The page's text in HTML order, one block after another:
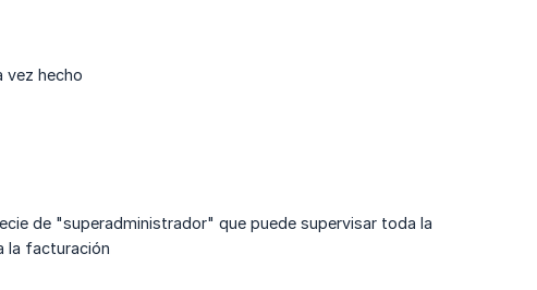
vez hecho
de "superadministrador" que puede supervisar toda la
la facturación